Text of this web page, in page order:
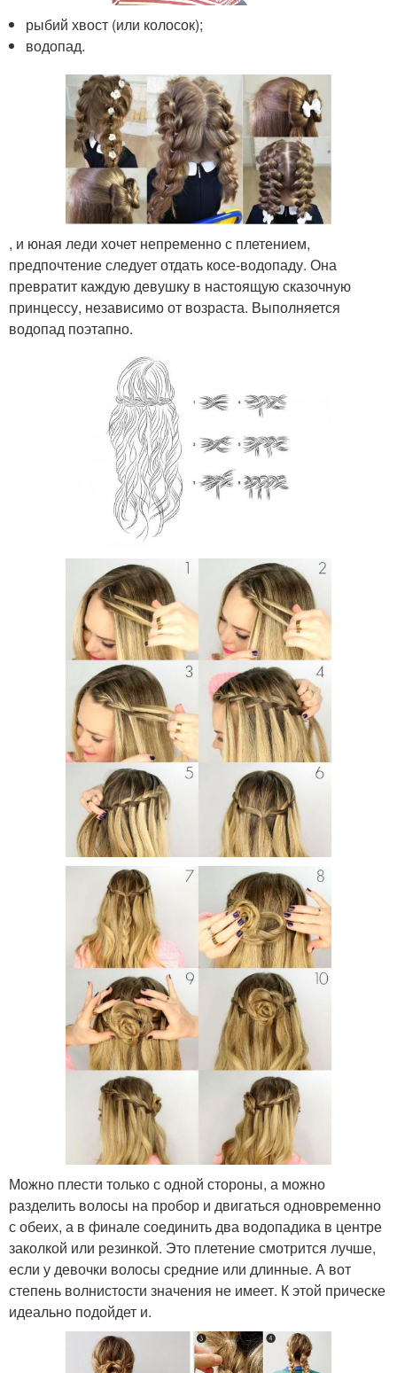
рыбий хвост (или колосок);
водопад.
, и юная леди хочет непременно с плетением,
предпочтение следует отдать косе-водопаду. Она
превратит каждую девушку в настоящую сказочную
принцессу, независимо от возраста. Выполняется
водопад поэтапно.
Можно плести только с одной стороны, а можно
разделить волосы на пробор и двигаться одновременно
с обеих, а в финале соединить два водопадика в центре
заколкой или резинкой. Это плетение смотрится лучше,
если у девочки волосы средние или длинные. А вот
степень волнистости значения не имеет. К этой прическе
идеально подойдет и.